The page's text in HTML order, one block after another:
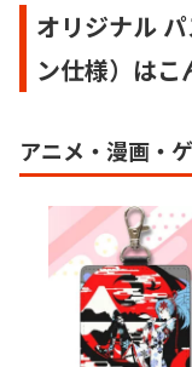
オリジナル
ン仕様）はこ
アニメ・漫画・